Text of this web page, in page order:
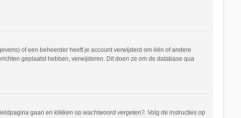
of een beheerder heeft je account verwijderd om één of andere
geplaatst hebben, verwijderen. Dit doen ze om de database qua
gaan en klikken op wachtwoord vergeten?. Volg de instructies op